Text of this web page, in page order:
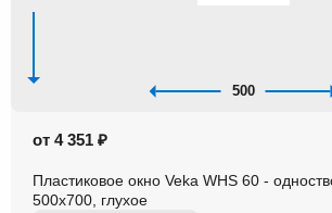
500
от 4 351 ₽
Пластиковое окно Veka WHS 60 -
500x700, глухое